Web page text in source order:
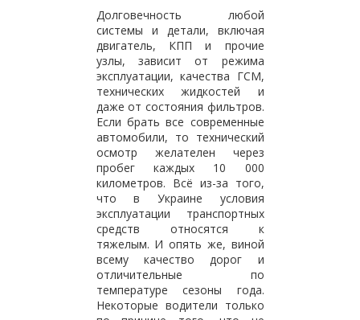
Долговечность любой
системы и детали, включая
двигатель, КПП и прочие
узлы, зависит от режима
эксплуатации, качества ГСМ,
технических жидкостей и
даже от состояния фильтров.
Если брать все современные
автомобили, то технический
осмотр желателен через
пробег каждых 10 000
километров. Всё из-за того,
что в Украине условия
эксплуатации транспортных
средств относятся к
тяжелым. И опять же, виной
всему качество дорог и
отличительные по
температуре сезоны года.
Некоторые водители только